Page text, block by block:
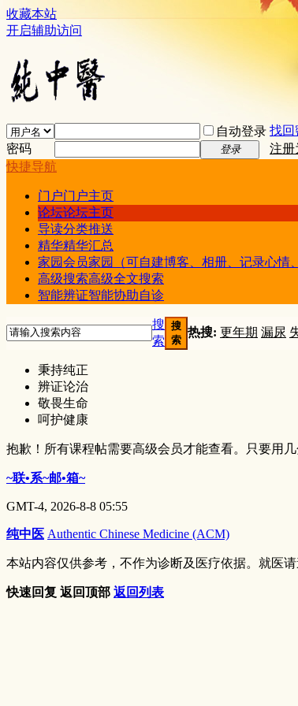
收藏本站
开启辅助访问
自动登录 找回
密码
登录
注册
快捷导航
门户门户主页
论坛论坛主页
导读分类推送
精华精华汇总
家园会员家园（可自建博客、相册、记录心情
高级搜索高级全文搜索
智能辨证智能协助自诊
搜
索
搜
索
热搜: 更年期 漏尿
秉持纯正
辨证论治
敬畏生命
呵护健康
抱歉！所有课程帖需要高级会员才能查看。只要用
~联•系~邮•箱~
GMT-4, 2026-8-8 05:55
纯中医 Authentic Chinese Medicine (ACM)
本站内容仅供参考，不作为诊断及医疗依据。就医请
快速回复 返回顶部 返回列表